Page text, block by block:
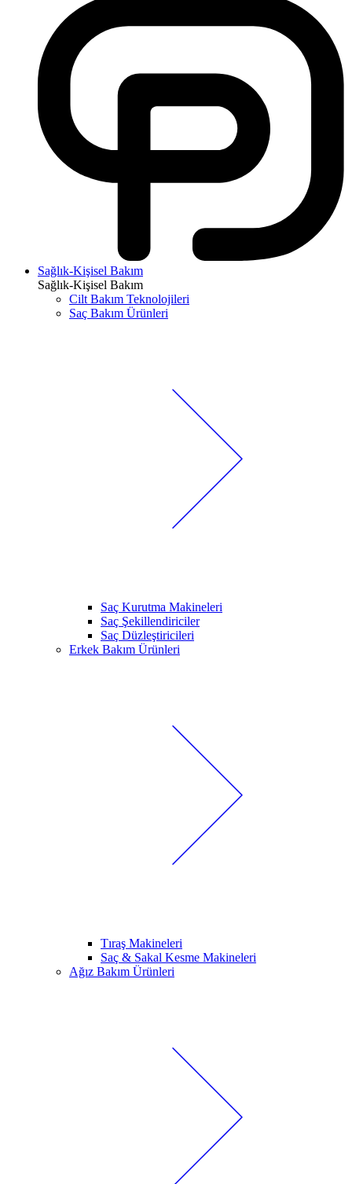
Sağlık-Kişisel Bakım
Sağlık-Kişisel Bakım
Cilt Bakım Teknolojileri
Saç Bakım Ürünleri
Saç Kurutma Makineleri
Saç Şekillendiriciler
Saç Düzleştiricileri
Erkek Bakım Ürünleri
Tıraş Makineleri
Saç & Sakal Kesme Makineleri
Ağız Bakım Ürünleri